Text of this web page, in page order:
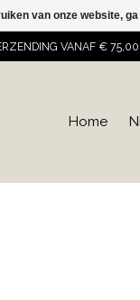
VANAF € 75,00
Home
van onze website,